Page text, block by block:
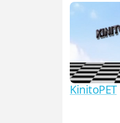
KinitoPET